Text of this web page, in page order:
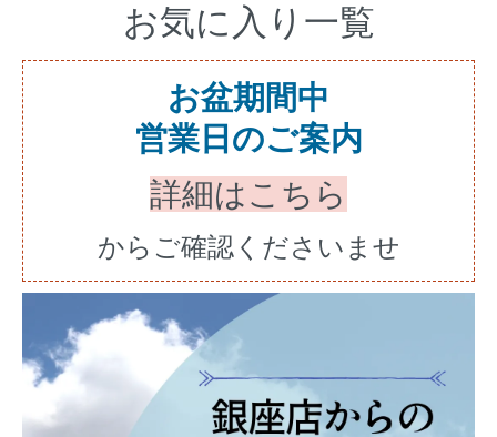
お気に入り一覧
お盆期間中
営業日のご案内
詳細はこちら
からご確認くださいませ